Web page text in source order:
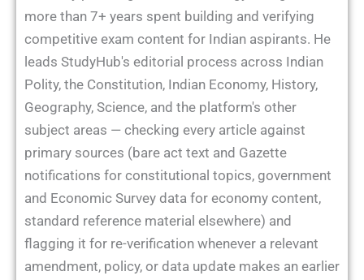
more than 7+ years spent building and verifying
competitive exam content for Indian aspirants. He
leads StudyHub's editorial process across Indian
Polity, the Constitution, Indian Economy, History,
Geography, Science, and the platform's other
subject areas — checking every article against
primary sources (bare act text and Gazette
notifications for constitutional topics, government
and Economic Survey data for economy content,
standard reference material elsewhere) and
flagging it for re-verification whenever a relevant
amendment, policy, or data update makes an earlier